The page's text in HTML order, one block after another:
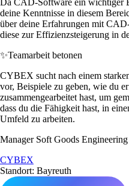
deine Kenntnisse in diesem
über deine Erfahrungen mit
diese zur Effizienzsteigerung in
✨Teamarbeit betonen
CYBEX sucht nach einem
vor, Beispiele zu geben, wie du
zusammengearbeitet hast, um
dass du die Fähigkeit hast, in
Umfeld zu arbeiten.
Manager Soft Goods
CYBEX
Standort: Bayreuth